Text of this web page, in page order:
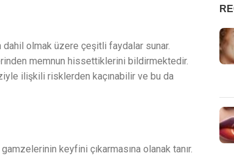
olmak üzere çeşitli faydalar sunar.
memnun hissettiklerini bildirmektedir.
ilişkili risklerden kaçınabilir ve bu da
keyfini çıkarmasına olanak tanır.